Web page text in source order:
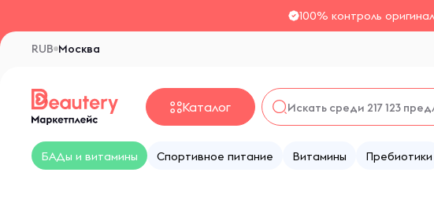
100% контроль
Москва
RUB
Каталог
БАДы и витамины Спортивное питание Витамины Пребиотики